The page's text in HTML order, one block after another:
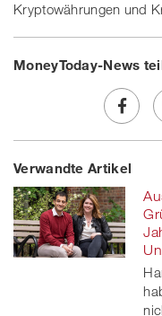
Kryptowährungen und
MoneyToday-News
Share
on
Verwandte Artikel